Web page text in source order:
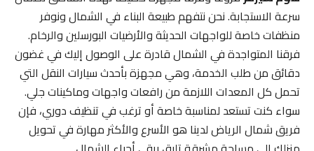
سرعة الاستجابة. نحن نتفهم طبيعة البناء في الشمال ونوفر
منظفات خاصة للواجهات الحديثة والأرضيات البورسلين والرخام.
فرقنا المتواجدة في الشمال قادرة على الوصول إليك في غضون
دقائق من طلب الخدمة، وهي مجهزة بأحدث سيارات النقل التي
تحمل كل المعدات اللازمة من رافعات واجهات وماكينات جلي.
سواء كنت تستعد لمناسبة خاصة أو ترغب في تنظيف دوري، فإن
فريق شمال الرياض لدينا هو الأسرع والأكثر مهارة في تحويل